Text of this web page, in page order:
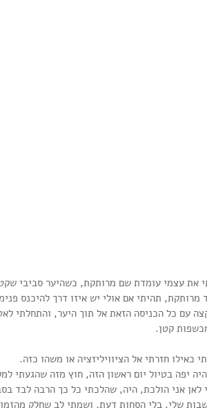
את עצמי עומדת שם מרותקת, כשהיער סביבי
מרותקת, תהיתי אם אולי יש איזו דרך להיכנס
עם כל הכניסה הזאת אל תוך היער, והתחלתי
קטן.
כאילו חזרתי אל הציוויליזציה או משהו כזה.
יפה בטיול יום ראשון הזה, חוץ מזה שהגעתי
לאן אני הולכת, היה, שהלכתי כל כך הרבה לבד
שלי, בלי הסחות דעת, ושמתי לב שחלק